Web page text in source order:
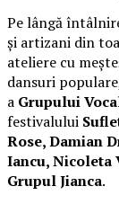
Pe lângă
și artizani din
ateliere cu
dansuri
a Grupului
festivalului
Rose, Damian
Iancu, Nicoleta
Grupul Jianca.